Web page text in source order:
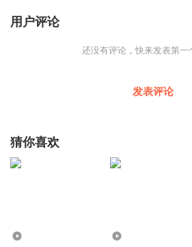
用户评论
还没有评论，快来发表第一
发表评论
猜你喜欢